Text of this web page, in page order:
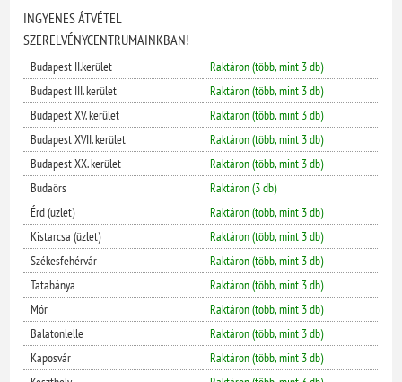
INGYENES ÁTVÉTEL
SZERELVÉNYCENTRUMAINKBAN!
Budapest II.kerület
Raktáron (több, mint 3 db)
Budapest III. kerület
Raktáron (több, mint 3 db)
Budapest XV. kerület
Raktáron (több, mint 3 db)
Budapest XVII. kerület
Raktáron (több, mint 3 db)
Budapest XX. kerület
Raktáron (több, mint 3 db)
Budaörs
Raktáron (3 db)
Érd (üzlet)
Raktáron (több, mint 3 db)
Kistarcsa (üzlet)
Raktáron (több, mint 3 db)
Székesfehérvár
Raktáron (több, mint 3 db)
Tatabánya
Raktáron (több, mint 3 db)
Mór
Raktáron (több, mint 3 db)
Balatonlelle
Raktáron (több, mint 3 db)
Kaposvár
Raktáron (több, mint 3 db)